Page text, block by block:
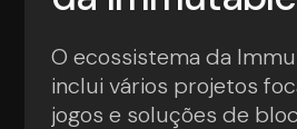
O ecossistema da
inclui vários projetos
jogos e soluções de